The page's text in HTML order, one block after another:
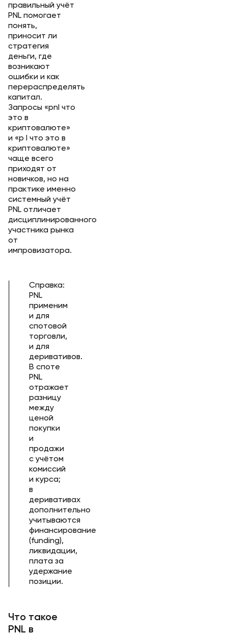
правильный учёт
PNL помогает
понять,
приносит ли
стратегия
деньги, где
возникают
ошибки и как
перераспределять
капитал.
Запросы «pnl что
это в
криптовалюте»
и «p l что это в
криптовалюте»
чаще всего
приходят от
новичков, но на
практике именно
системный учёт
PNL отличает
дисциплинированного
участника рынка
от
импровизатора.
Справка:
PNL
применим
и для
спотовой
торговли,
и для
деривативов.
В споте
PNL
отражает
разницу
между
ценой
покупки
и
продажи
с учётом
комиссий
и курса;
в
деривативах
дополнительно
учитываются
финансирование
(funding),
ликвидации,
плата за
удержание
позиции.
Что такое
PNL в